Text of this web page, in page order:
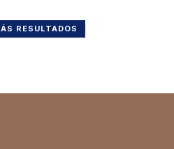
RESULTADOS